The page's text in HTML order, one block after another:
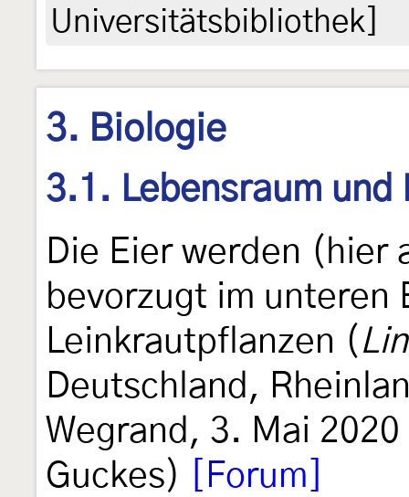
Universitätsbibliothek]
3. Biologie
3.1. Lebensraum und
Die Eier werden (hier
bevorzugt im unteren
Leinkrautpflanzen (
Deutschland,
Wegrand, 3. Mai
Guckes)
[Forum]